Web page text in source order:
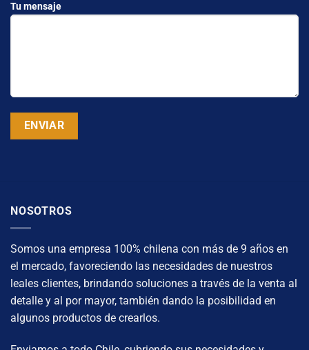
Tu mensaje
NOSOTROS
Somos una empresa 100% chilena con más de 9 años en
el mercado, favoreciendo las necesidades de nuestros
leales clientes, brindando soluciones a través de la venta al
detalle y al por mayor, también dando la posibilidad en
algunos productos de crearlos.